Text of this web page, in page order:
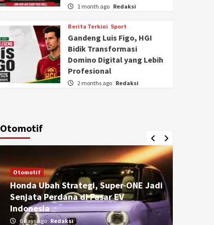
1 month ago Redaksi
Berita Terkini Sport
Gandeng Luis Figo, HGI
Bidik Transformasi
Domino Digital yang Lebih
Profesional
2 months ago Redaksi
Otomotif
Otomotif
Honda Ubah Strategi, Super-ONE Jadi
Senjata Perdana di Pasar EV
Indonesia
6 days ago Redaksi